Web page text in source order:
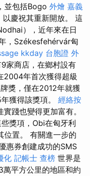
並包括Bogo 外燴 嘉義
慶祝其重新開放。 這
），近年來在日
，Székesfehérvár匈
kkday 台胞證 外
家商店，在鄉村設有
2004年首次獲得超級
獎，僅在2012年就獲
獲得該獎項。 經絡按
踐也變得更加富有。
獎項，Obi在匈牙利
位置。 有關進一步的
惠券創建成功的SMS
化 記帳士 查榜 世界是
平方公里的地區和約